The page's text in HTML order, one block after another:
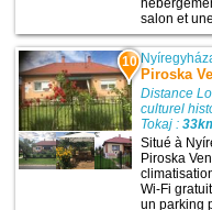
salon et
10
Piroska
Distance
culturel
Tokaj :
Situé à
Piroska
Wi-Fi
un parking